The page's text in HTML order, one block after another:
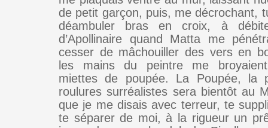
de petit garçon, puis, me décrochant,
déambuler bras en croix, à
d’Apollinaire quand Matta me
cesser de mâchouiller des vers en
les mains du peintre me
miettes de poupée. La Poupée, la
roulures surréalistes sera bientôt au
que je me disais avec terreur, te
te séparer de moi, à la rigueur un